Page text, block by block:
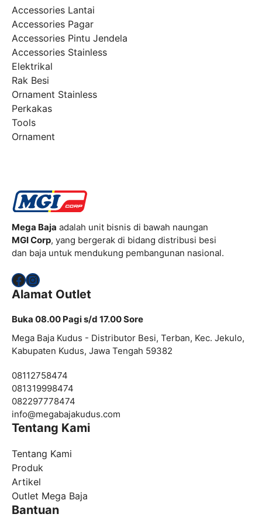
Accessories Lantai
Accessories Pagar
Accessories Pintu Jendela
Accessories Stainless
Elektrikal
Rak Besi
Ornament Stainless
Perkakas
Tools
Ornament
Mega Baja adalah unit bisnis di bawah naungan
MGI Corp, yang bergerak di bidang distribusi besi
dan baja untuk mendukung pembangunan nasional.
Facebook
Instagram
Alamat Outlet
Buka 08.00 Pagi s/d 17.00 Sore
Mega Baja Kudus - Distributor Besi, Terban, Kec. Jekulo,
Kabupaten Kudus, Jawa Tengah 59382
08112758474
081319998474
082297778474
info@megabajakudus.com
Tentang Kami
Tentang Kami
Produk
Artikel
Outlet Mega Baja
Bantuan